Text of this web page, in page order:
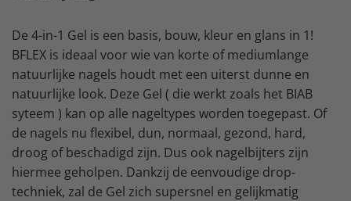
De 4-in-1 Gel is een basis, bouw, kleur en glans in 1!
BFLEX is ideaal voor wie van korte of mediumlange
natuurlijke nagels houdt met een uiterst dunne en
natuurlijke look. Deze Gel ( die werkt zoals het BIAB
syteem ) kan op alle nageltypes worden toegepast. Of
de nagels nu flexibel, dun, normaal, gezond, hard,
droog of beschadigd zijn. Dus ook nagelbijters zijn
hiermee geholpen. Dankzij de eenvoudige drop-
techniek, zal de Gel zich supersnel en gelijkmatig